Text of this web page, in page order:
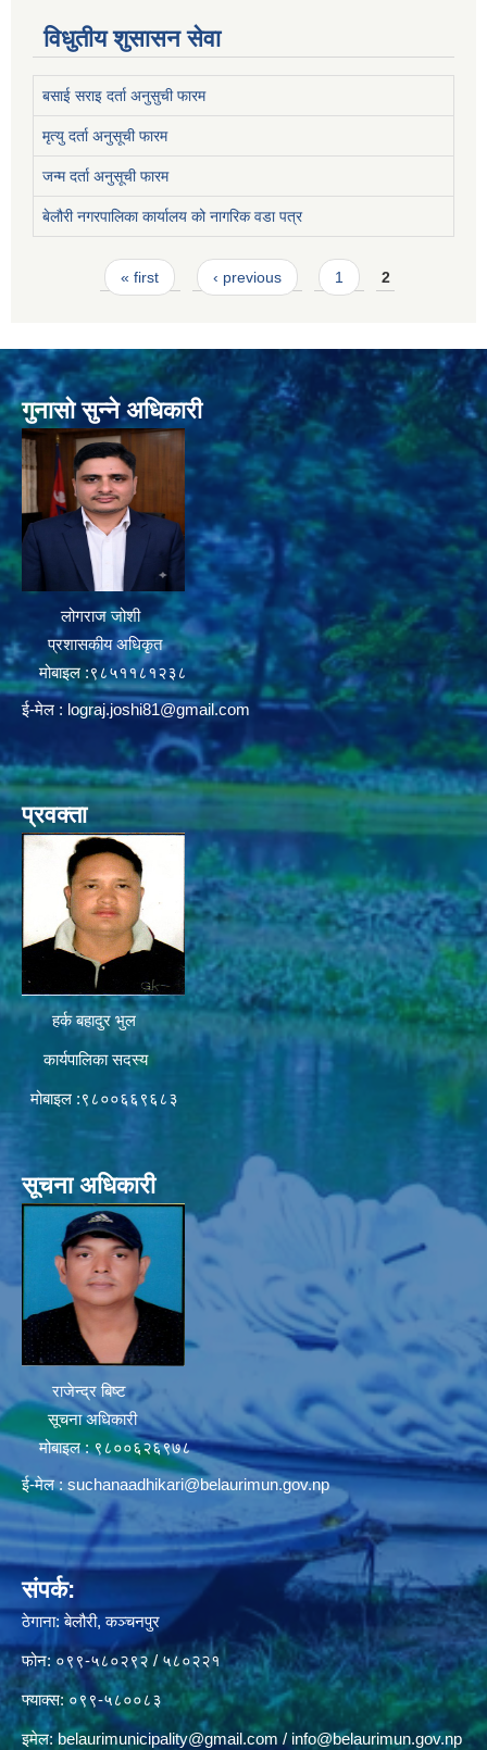
विधुतीय शुसासन सेवा
बसाई सराइ दर्ता अनुसुची फारम
मृत्यु दर्ता अनुसूची फारम
जन्म दर्ता अनुसूची फारम
बेलौरी नगरपालिका कार्यालय को नागरिक वडा पत्र
Pages« first ‹ previous 1 2
गुनासो सुन्ने अधिकारी
लोगराज जोशी
प्रशासकीय अधिकृत
मोबाइल :९८५११८१२३८
ई-मेल : lograj.joshi81@gmail.com
प्रवक्ता
हर्क बहादुर भुल
कार्यपालिका सदस्य
मोबाइल :९८००६६९६८३
सूचना अधिकारी
राजेन्द्र बिष्ट
सूचना अधिकारी
मोबाइल : ९८००६२६९७८
ई-मेल : suchanaadhikari@belaurimun.gov.np
संपर्क:
ठेगाना: बेलौरी, कञ्चनपुर
फोन: ०९९-५८०२९२ / ५८०२२१
फ्याक्स: ०९९-५८००८३
इमेल:belaurimunicipality@gmail.com / info@belaurimun.gov.np